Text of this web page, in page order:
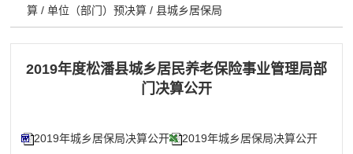
算 /单位（部门）预决算 /县城乡居保局
2019年度松潘县城乡居民养老保险事业管理局部
门决算公开
2019年城乡居保局决算公开 2019年城乡居保局决算公开